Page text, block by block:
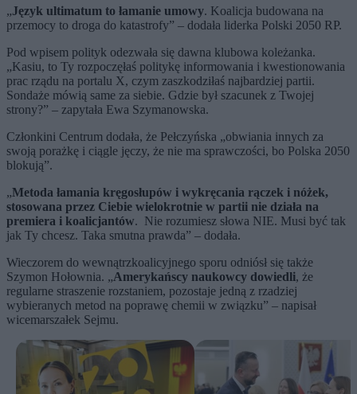
„Język ultimatum to łamanie umowy. Koalicja budowana na
przemocy to droga do katastrofy” – dodała liderka Polski 2050 RP.
Pod wpisem polityk odezwała się dawna klubowa koleżanka.
„Kasiu, to Ty rozpoczęłaś politykę informowania i kwestionowania
prac rządu na portalu X, czym zaszkodziłaś najbardziej partii.
Sondaże mówią same za siebie. Gdzie był szacunek z Twojej
strony?” – zapytała Ewa Szymanowska.
Członkini Centrum dodała, że Pełczyńska „obwiania innych za
swoją porażkę i ciągle jęczy, że nie ma sprawczości, bo Polska 2050
blokują”.
„Metoda łamania kręgosłupów i wykręcania rączek i nóżek,
stosowana przez Ciebie wielokrotnie w partii nie działa na
premiera i koalicjantów. Nie rozumiesz słowa NIE. Musi być tak
jak Ty chcesz. Taka smutna prawda” – dodała.
Wieczorem do wewnątrzkoalicyjnego sporu odniósł się także
Szymon Hołownia. „Amerykańscy naukowcy dowiedli, że
regularne straszenie rozstaniem, pozostaje jedną z rzadziej
wybieranych metod na poprawę chemii w związku” – napisał
wicemarszałek Sejmu.